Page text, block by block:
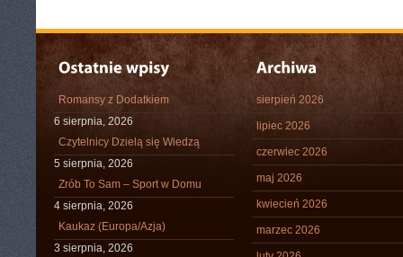
Romansy z Dodatkiem
6 sierpnia, 2026
Czytelnicy Dzielą się Wiedzą
5 sierpnia, 2026
Zrób To Sam – Sport w Domu
4 sierpnia, 2026
Kaukaz (Europa/Azja)
3 sierpnia, 2026
sierpień 2026
lipiec 2026
czerwiec 2026
maj 2026
kwiecień 2026
marzec 2026